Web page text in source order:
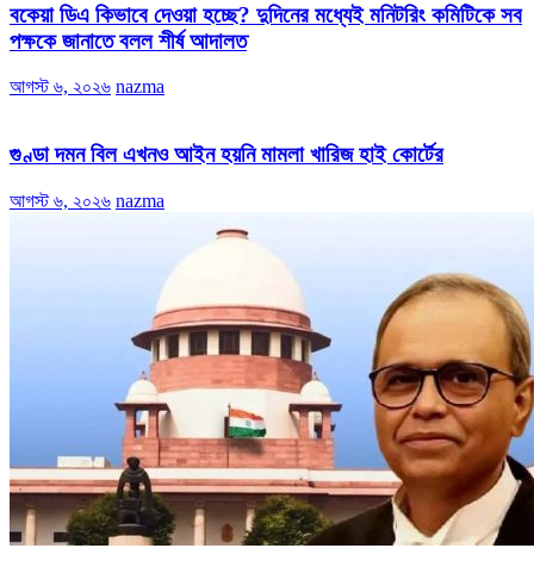
বকেয়া ডিএ কিভাবে দেওয়া হচ্ছে? দুদিনের মধ্যেই মনিটরিং কমিটিকে সব
পক্ষকে জানাতে বলল শীর্ষ আদালত
আগস্ট ৬, ২০২৬ nazma
গুণ্ডা দমন বিল এখনও আইন হয়নি মামলা খারিজ হাই কোর্টের
আগস্ট ৬, ২০২৬ nazma